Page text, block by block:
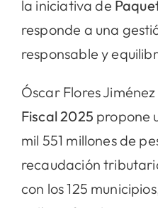
la iniciativa de
responde a una
responsable y
Óscar Flores
Fiscal 2025 propone
mil 551 millones de
recaudación
con los 125